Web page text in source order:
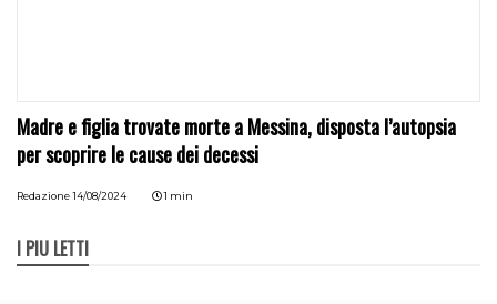
Madre e figlia trovate morte a Messina, disposta l’autopsia
per scoprire le cause dei decessi
Redazione 14/08/2024 1 min
I PIÙ LETTI